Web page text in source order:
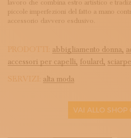
lavoro che combina estro artistico e
piccole imperfezioni del fatto a mano
accessorio davvero esclusivo.
PRODOTTI: abbigliamento donna,
accessori per capelli, foulard, sciarpe
SERVIZI: alta moda
VAI ALLO SHOP